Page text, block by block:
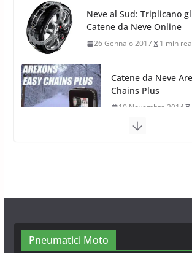
Neve al Sud: Triplicano
Catene da Neve Online
26 Gennaio 2017 1 min
Catene da Neve
Chains Plus
10 Novembre 2014
Pneumatici Moto